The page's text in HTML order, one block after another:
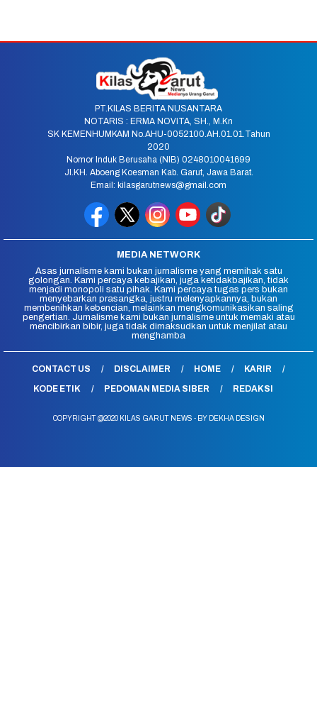
PT.KILAS BERITA NUSANTARA
NOTARIS : ERMA NOVITA, SH., M.Kn
SK KEMENHUMKAM No.AHU-0052100.AH.01.01.Tahun
2020
Nomor Induk Berusaha (NIB) 0248010041699
Jl.KH. Aboeng Koesman Kab. Garut, Jawa Barat.
Email: kilasgarutnews@gmail.com
MEDIA NETWORK
Asas jurnalisme kami bukan jurnalisme yang memihak satu
golongan. Kami percaya kebajikan, juga ketidakbajikan, tidak
menjadi monopoli satu pihak. Kami percaya tugas pers bukan
menyebarkan prasangka, justru melenyapkannya, bukan
membenihkan kebencian, melainkan mengkomunikasikan saling
pengertian. Jurnalisme kami bukan jurnalisme untuk memaki atau
mencibirkan bibir, juga tidak dimaksudkan untuk menjilat atau
menghamba
CONTACT US DISCLAIMER HOME
KARIR
KODE ETIK
PEDOMAN MEDIA SIBER REDAKSI
COPYRIGHT @2020 KILAS GARUT NEWS - BY DEKHA DESIGN